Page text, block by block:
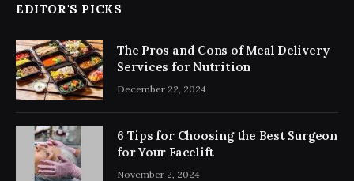
EDITOR'S PICKS
The Pros and Cons of Meal Delivery
Services for Nutrition
December 22, 2024
6 Tips for Choosing the Best Surgeon
for Your Facelift
November 2, 2024